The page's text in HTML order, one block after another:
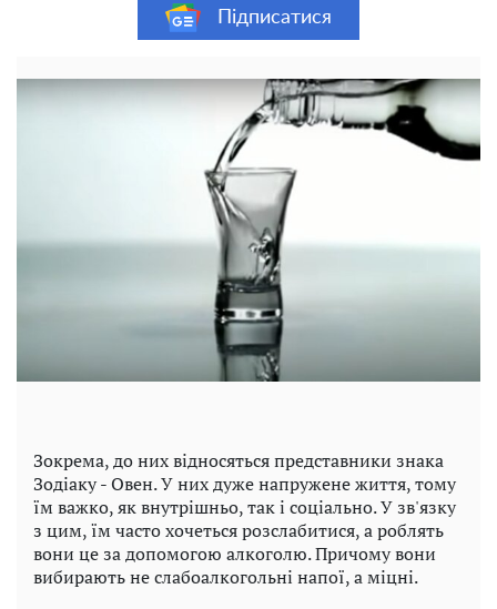
Підписатися
Зокрема, до них відносяться представники знака
Зодіаку - Овен. У них дуже напружене життя, тому
їм важко, як внутрішньо, так і соціально. У зв'язку
з цим, їм часто хочеться розслабитися, а роблять
вони це за допомогою алкоголю. Причому вони
вибирають не слабоалкогольні напої, а міцні.